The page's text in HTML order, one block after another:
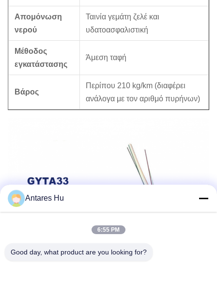
Απομόνωση
νερού
Ταινία γεμάτη ζελέ και
υδατοασφαλιστική
Μέθοδος
εγκατάστασης
Άμεση ταφή
Βάρος
Περίπου 210 kg/km (διαφέρει
ανάλογα με τον αριθμό πυρήνων)
Antares Hu
6:55 PM
Good day, what product are you looking for?